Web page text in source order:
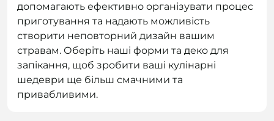
допомагають ефективно організувати процес
приготування та надають можливість
створити неповторний дизайн вашим
стравам. Оберіть наші форми та деко для
запікання, щоб зробити ваші кулінарні
шедеври ще більш смачними та
привабливими.